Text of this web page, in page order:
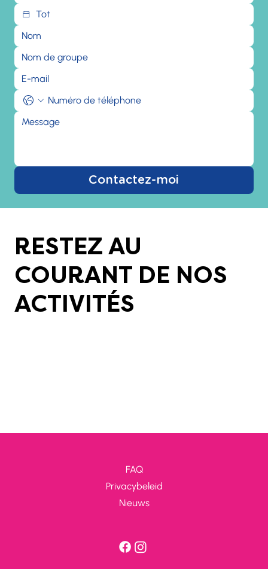
RESTEZ AU
COURANT DE NOS
ACTIVITÉS
Contactez-moi
FAQ
Privacybeleid
Nieuws